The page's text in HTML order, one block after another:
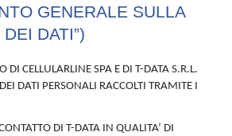
GENERALE SULLA
DATI”)
DI CELLULARLINE SPA E DI T-DATA S.R.L.
DATI PERSONALI RACCOLTI TRAMITE I
DI T-DATA IN QUALITA’ DI